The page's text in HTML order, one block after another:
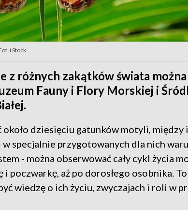
i Stock
z różnych zakątków świata
Fauny i Flory Morskiej i
około dziesięciu gatunków motyli, między
specjalnie przygotowanych dla nich
- można obserwować cały cykl życia
i poczwarkę, aż po dorosłego osobnika.
wiedzę o ich życiu, zwyczajach i roli w